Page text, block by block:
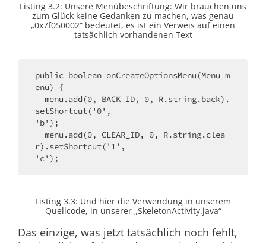
Listing 3.2: Unsere Menübeschriftung: Wir brauchen uns
zum Glück keine Gedanken zu machen, was genau
„0x7f050002“ bedeutet, es ist ein Verweis auf einen
tatsächlich vorhandenen Text
public boolean onCreateOptionsMenu(Menu m
enu) {
setShortcut('0',
'b');
r).setShortcut('1',
'c');
Listing 3.3: Und hier die Verwendung in unserem
Quellcode, in unserer „SkeletonActivity.java“
Das einzige, was jetzt tatsächlich noch fehlt,